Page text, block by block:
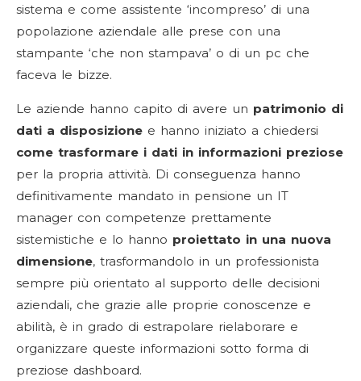
sistema e come assistente ‘incompreso’ di una
popolazione aziendale alle prese con una
stampante ‘che non stampava’ o di un pc che
faceva le bizze.
Le aziende hanno capito di avere un patrimonio di
dati a disposizione e hanno iniziato a chiedersi
come trasformare i dati in informazioni preziose
per la propria attività. Di conseguenza hanno
definitivamente mandato in pensione un IT
manager con competenze prettamente
sistemistiche e lo hanno proiettato in una nuova
dimensione, trasformandolo in un professionista
sempre più orientato al supporto delle decisioni
aziendali, che grazie alle proprie conoscenze e
abilità, è in grado di estrapolare rielaborare e
organizzare queste informazioni sotto forma di
preziose dashboard.